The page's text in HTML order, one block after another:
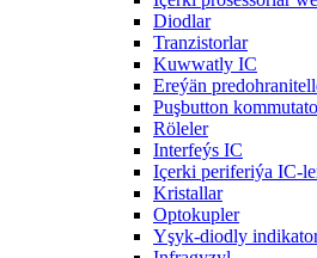
Diodlar
Tranzistorlar
Kuwwatly IC
Ereýän
Puşbutton
Röleler
Interfeýs IC
Içerki periferiýa IC-
Kristallar
Optokupler
Yşyk-diodly